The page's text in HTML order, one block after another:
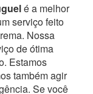
é a melhor
serviço feito
Nossa
de ótima
Estamos
também agir
Se você